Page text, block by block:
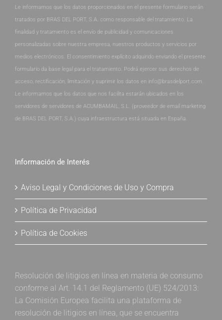
Le informamos que los datos proporcionados en el presente formulario serán
tratados por BRAS DEL PORT, S.A. como responsable del tratamiento. La
finalidad y tratamiento es el envío de publicidad y comunicaciones
personalizadas sobre nuestra empresa, nuestros productos y servicios por
medios electrónicos. El consentimiento explícito adquirido enviando el presente
formulario da base legal para el tratamiento. Podrá ejercer sus derechos de
acceso, rectificación, limitación y suprimir los datos en info@brasdelport.com.
Le informamos que los datos que nos facilita estarán ubicados en los
servidores de servidores de ACUMBAMAIL, S.L. (proveedor de email marketing
de BRAS DEL PORT, S.A.) cuya infraestructura está situada en España.
Información de Interés
Aviso Legal y Condiciones de Uso y Compra
Política de Privacidad
Política de Cookies
Resolución de litigios en línea en materia de consumo
conforme al Art. 14.1 del Reglamento (UE) 524/2013:
La Comisión Europea facilita una plataforma de
resolución de litigios en línea, que se encuentra